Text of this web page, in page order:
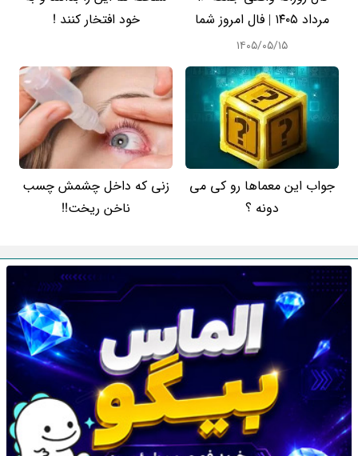
مرداد ۱۴۰۵ | فال امروز شما
۱۴۰۵/۰۵/۱۵
خود افتخار کنند !
جواب این معماها رو کی می
دونه ؟
زنی که داخل چشمش چسب
ناخن ریخت!!